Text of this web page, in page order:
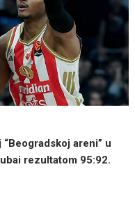
areni” u
rezultatom 95:92.